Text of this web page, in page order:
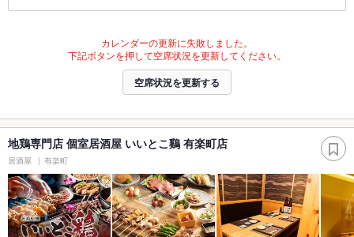
カレンダーの更新に失敗しました。
下記ボタンを押して空席状況を更新してください。
空席状況を更新する
地鶏専門店 個室居酒屋 いいとこ鷄 有楽町店
居酒屋 有楽町